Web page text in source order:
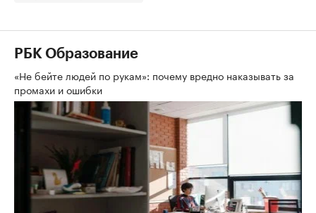
РБК Образование
«Не бейте людей по рукам»: почему вредно наказывать за
промахи и ошибки